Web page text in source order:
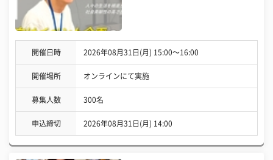
開催日時 2026年08月31日(月) 15:00〜16:00
開催場所 オンラインにて実施
募集人数 300名
申込締切 2026年08月31日(月) 14:00